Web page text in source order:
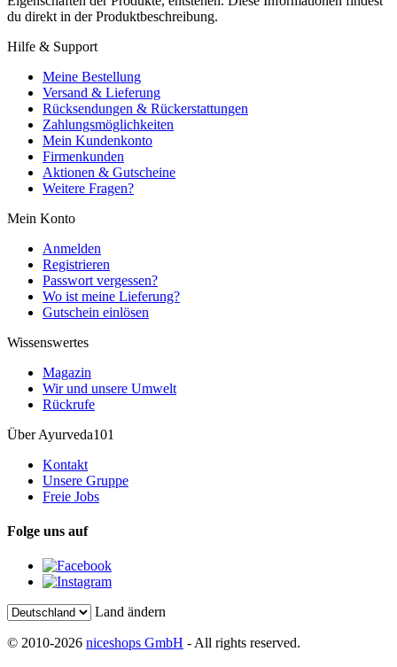
du direkt in der Produktbeschreibung.
Hilfe & Support
Meine Bestellung
Versand & Lieferung
Rücksendungen & Rückerstattungen
Zahlungsmöglichkeiten
Mein Kundenkonto
Firmenkunden
Aktionen & Gutscheine
Weitere Fragen?
Mein Konto
Anmelden
Registrieren
Passwort vergessen?
Wo ist meine Lieferung?
Gutschein einlösen
Wissenswertes
Magazin
Wir und unsere Umwelt
Rückrufe
Über Ayurveda101
Kontakt
Unsere Gruppe
Freie Jobs
Folge uns auf
Land ändern
© 2010-2026 niceshops GmbH - All rights reserved.